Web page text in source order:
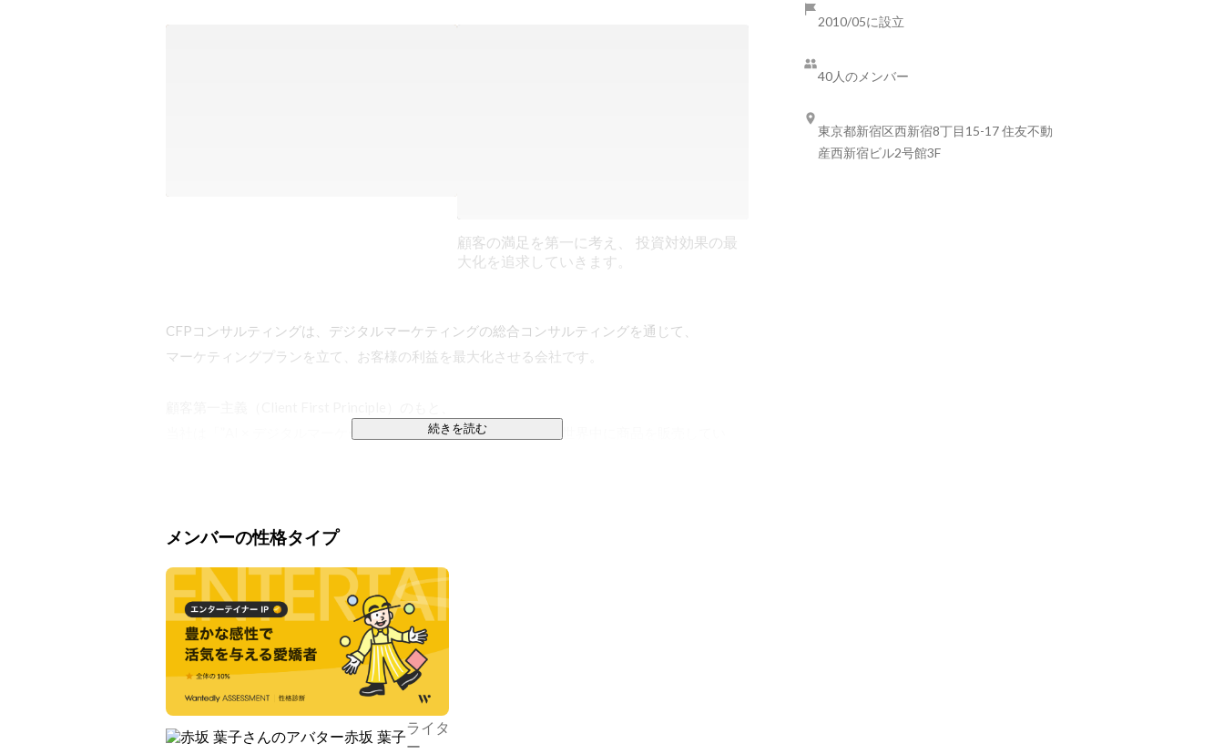
顧客の満足を第一に考え、 投資対効果の最
大化を追求していきます。
CFPコンサルティングは、デジタルマーケティングの総合コンサルティングを通じて、
マーケティングプランを立て、お客様の利益を最大化させる会社です。
当社は「”AI × デジタルマーケティング”の力で”地方の中小企業が世界中に商品を販売してい
【ミッション】
【ビジョン】
「AI × デジタルマーケティング」の力で「地方の中小企業が世界中に商品を販売していく」を
「あたりまえ」に
【バリュー】
Value01 ターゲティング・広告クリエイティブ・リンク先の「三位一体」
続きを読む
メンバーの性格タイプ
赤坂 葉子
ライタ
ー
2010/05に設立
40人のメンバー
東京都新宿区西新宿8丁目15-17 住友不動
産西新宿ビル2号館3F